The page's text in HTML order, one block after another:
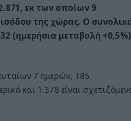
εκ των οποίων 9
της χώρας. Ο
(ημερήσια μεταβολή
7 ημερών, 185
και 1.378 είναι